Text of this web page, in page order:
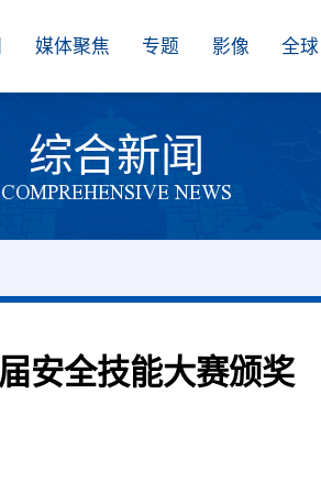
媒体聚焦 专题 影像 全球
综合新闻
COMPREHENSIVE NEWS
安全技能大赛颁奖